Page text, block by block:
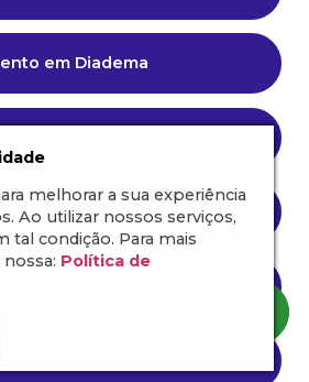
em Diadema
na Freguesia do Ó
no Granja Viana
em Higienópolis
melhorar a sua experiência
Ao utilizar nossos serviços,
tal condição. Para mais
Política de